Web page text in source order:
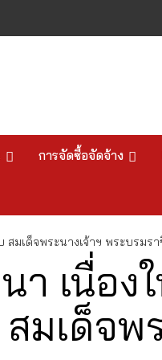
การจัดซื้อจัดจ้าง
มเด็จพระนางเจ้าฯ พระบรมร
เนื่อง
มเด็จพ